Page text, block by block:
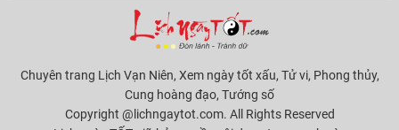
Chuyên trang Lịch Vạn Niên, Xem ngày tốt xấu, Tử vi, Phong thủy,
Cung hoàng đạo, Tướng số
Copyright @lichngaytot.com. All Rights Reserved